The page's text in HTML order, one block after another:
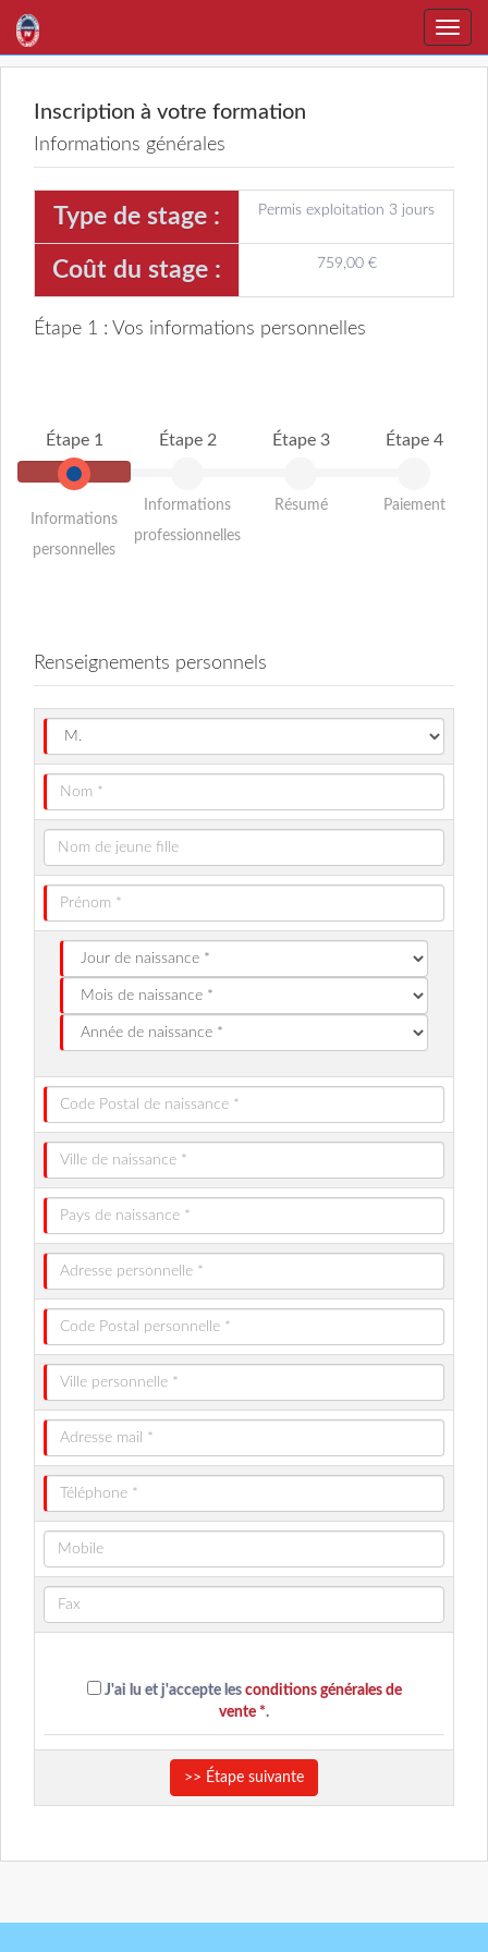
Toggle
Inscription à votre formation
Informations générales
Type de stage : Permis exploitation 3 jours
Coût du stage : 759,00 €
Étape 1 : Vos informations personnelles
Étape 1
Informations
personnelles
Étape 2
Informations
professionnelles
Étape 3
Résumé
Étape 4
Paiement
Renseignements personnels
J'ai lu et j'accepte les conditions générales de
vente *.
>> Étape suivante